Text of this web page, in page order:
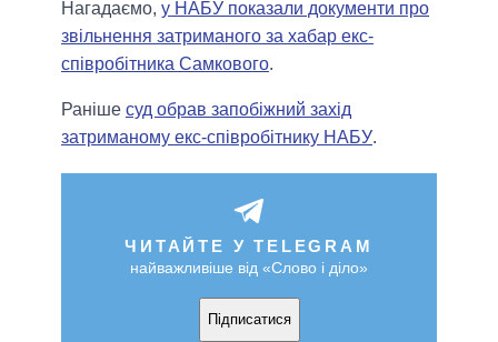
Нагадаємо, у НАБУ показали документи про
звільнення затриманого за хабар екс-
співробітника Самкового.
Раніше суд обрав запобіжний захід
затриманому екс-співробітнику НАБУ.
ЧИТАЙТЕ У TELEGRAM
найважливіше від «Слово і діло»
Підписатися